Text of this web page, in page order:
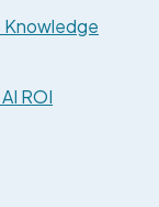
Knowledge
ROI